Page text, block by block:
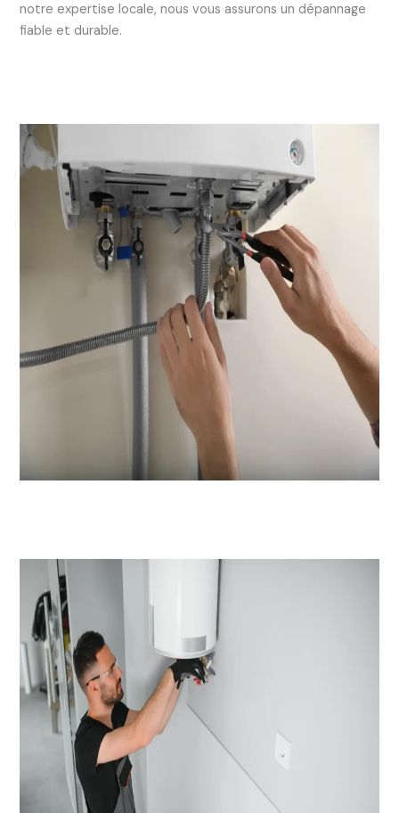
notre expertise locale, nous vous assurons un dépannage
fiable et durable.